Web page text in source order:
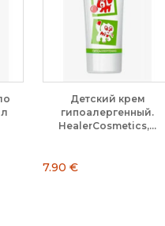
Маска-пленка для лица
Black, 75 мл
7.50 €